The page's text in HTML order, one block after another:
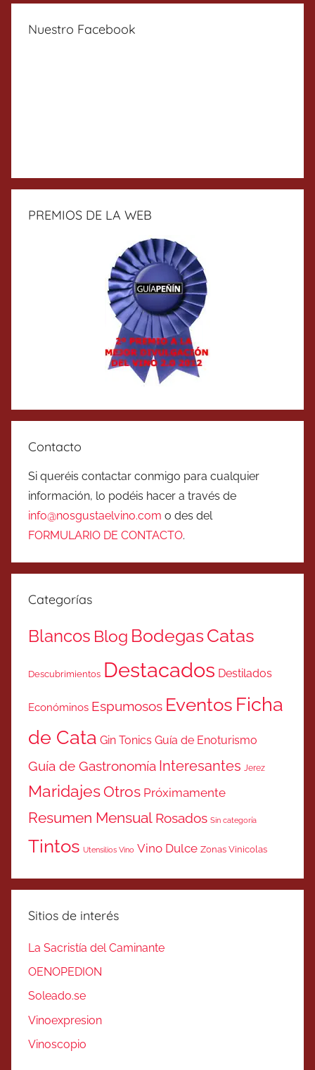
Nuestro Facebook
PREMIOS DE LA WEB
Contacto
Si queréis contactar conmigo para cualquier
información, lo podéis hacer a través de
info@nosgustaelvino.com o des del
FORMULARIO DE CONTACTO.
Categorías
Blancos Blog BodegasCatas
Descubrimientos Destacados Destilados
Económinos Espumosos Eventos Ficha
de Cata Gin Tonics Guía de Enoturismo
Guía de Gastronomía Interesantes Jerez
MaridajesOtros Próximamente
Resumen Mensual Rosados Sin categoría
Tintos Utensilios Vino Vino Dulce Zonas Vinicolas
Sitios de interés
La Sacristía del Caminante
OENOPEDION
Soleado.se
Vinoexpresion
Vinoscopio